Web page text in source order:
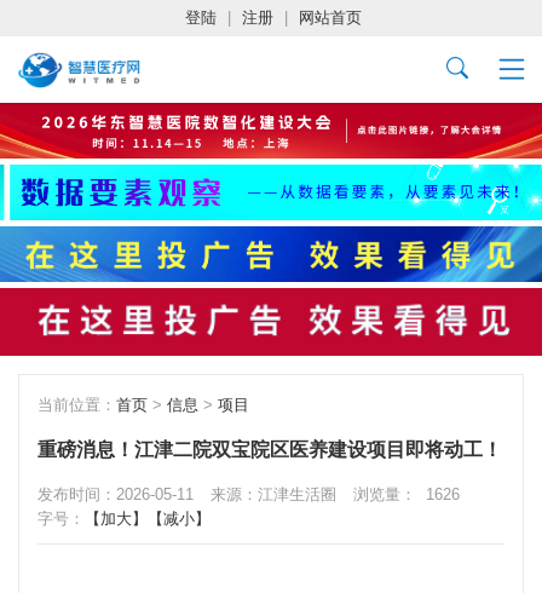
登陆 注册 网站首页
当前位置： 首页 > 信息 > 项目
重磅消息！江津二院双宝院区医养建设项目即将动工！
发布时间：2026-05-11 来源：江津生活圈 浏览量：
1626
字号：
【加大】 【减小】